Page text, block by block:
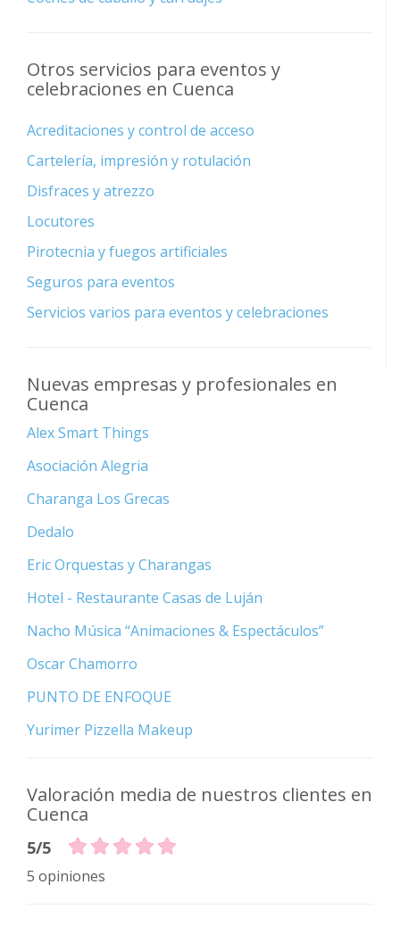
Otros servicios para eventos y
celebraciones en Cuenca
Acreditaciones y control de acceso
Cartelería, impresión y rotulación
Disfraces y atrezzo
Locutores
Pirotecnia y fuegos artificiales
Seguros para eventos
Servicios varios para eventos y celebraciones
Nuevas empresas y profesionales en
Cuenca
Alex Smart Things
Asociación Alegria
Charanga Los Grecas
Dedalo
Eric Orquestas y Charangas
Hotel - Restaurante Casas de Luján
Nacho Música “Animaciones & Espectáculos”
Oscar Chamorro
PUNTO DE ENFOQUE
Yurimer Pizzella Makeup
Valoración media de nuestros clientes en
Cuenca
5/5
5 opiniones